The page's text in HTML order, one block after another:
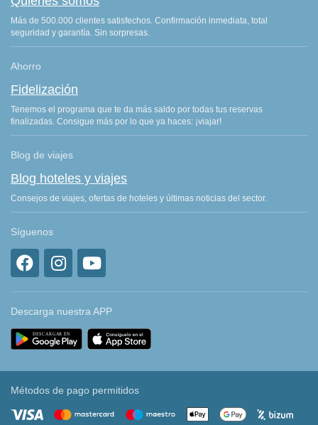
Más de 500.000 clientes satisfechos. Confirmación inmediata, total
seguridad y garantía. Sin sorpresas.
Ahorro
Fidelización
Tenemos el programa que te da más saldo por todas tus reservas
finalizadas. Consigue más por lo que ya haces: ¡viajar!
Blog de viajes
Blog hoteles y viajes
Consejos de viajes, ofertas de hoteles y últimas noticias del sector.
Síguenos
Descarga nuestra APP
Métodos de pago permitidos